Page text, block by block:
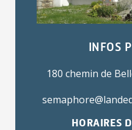
INFOS
180 chemin de
HORAIRES